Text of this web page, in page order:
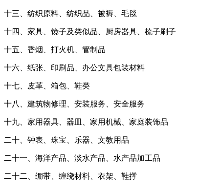
十三、纺织原料、纺织品、被褥、毛毯
十四、家具、镜子及类似品、厨房器具、梳子刷子
十五、香烟、打火机、管制品
十六、纸张、印刷品、办公文具包装材料
十七、皮革、箱包、鞋类
十八、建筑物修理、安装服务、安全服务
十九、家用器具、器皿、家用机械、家庭装饰品
二十、钟表、珠宝、乐器、文教用品
二十一、海洋产品、淡水产品、水产品加工品
二十二、绷带、缠绕材料、衣架、鞋撑